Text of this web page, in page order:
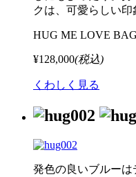
クは、可愛らしい印
HUG ME LOVE
¥128,000(税込)
くわしく見る
発色の良いブルーは